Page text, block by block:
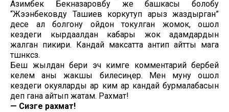
Азимбек Бекназаровбу же башкасы болобу
“Жээнбековду Ташиев коркутуп арыз жаздырган”
десе ал болгону ойдон токулган жомок, ошол
кездеги кырдаалдан кабары жок адамдардын
жалган пикири. Кандай максатта антип айтты мага
түшүнүксүз.
Беш жылдан бери эч кимге комментарий бербей
келем аны жакшы билесиңер. Мен муну ошол
кездеги окуяларды ар ким ар кандай бурмалабасын
деп гана айтып жатам. Рахмат!
— Сизге рахмат!